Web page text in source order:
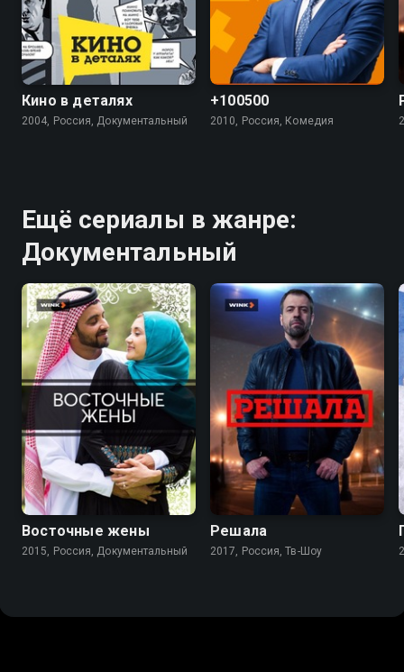
4.9
Кино в деталях
2004, Россия, Документальный
5.5 4.5
+100500
2010, Россия, Комедия
Ещё сериалы в жанре:
Документальный
7.5
Восточные жены
2015, Россия, Документальный
7.5
Решала
2017, Россия, Тв-Шоу